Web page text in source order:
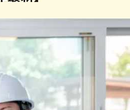
ばれる理由
役立ちコラム
会社概要